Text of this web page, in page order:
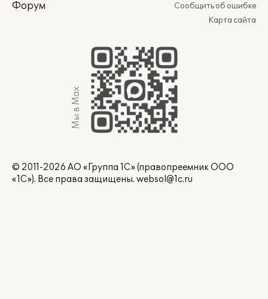
Форум
Сообщить об ошибке
Карта сайта
Мы в Max
© 2011-2026 АО «Группа 1С» (правопреемник ООО
«1С»). Все права защищены. websol@1c.ru